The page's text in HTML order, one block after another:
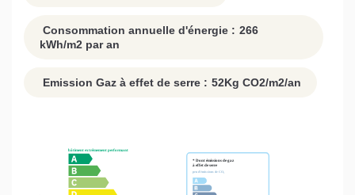
Consommation annuelle d'énergie : 266
kWh/m2 par an
Emission Gaz à effet de serre : 52Kg CO2/m2/an